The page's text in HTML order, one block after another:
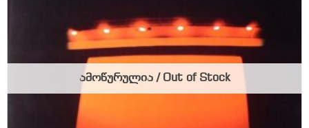
ამოწურულია / Out of Stock